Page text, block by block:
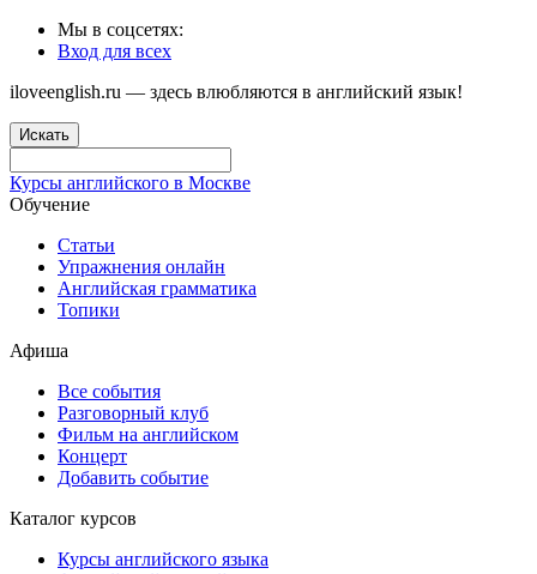
Мы в соцсетях:
Вход для всех
iloveenglish.ru — здесь влюбляются в английский язык!
Искать
Курсы английского в Москве
Обучение
Статьи
Упражнения онлайн
Английская грамматика
Топики
Афиша
Все события
Разговорный клуб
Фильм на английском
Концерт
Добавить событие
Каталог курсов
Курсы английского языка